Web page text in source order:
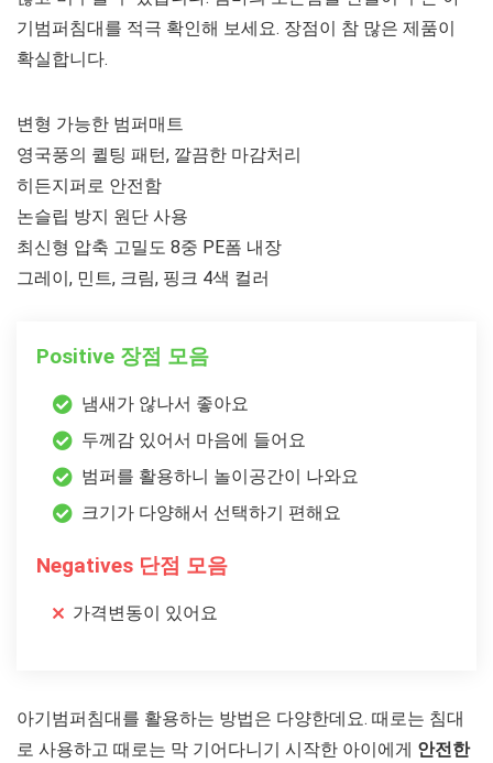
기범퍼침대를 적극 확인해 보세요. 장점이 참 많은 제품이
확실합니다.
변형 가능한 범퍼매트
영국풍의 퀼팅 패턴, 깔끔한 마감처리
히든지퍼로 안전함
논슬립 방지 원단 사용
최신형 압축 고밀도 8중 PE폼 내장
그레이, 민트, 크림, 핑크 4색 컬러
Positive 장점 모음
냄새가 않나서 좋아요
두께감 있어서 마음에 들어요
범퍼를 활용하니 놀이공간이 나와요
크기가 다양해서 선택하기 편해요
Negatives 단점 모음
가격변동이 있어요
아기범퍼침대를 활용하는 방법은 다양한데요. 때로는 침대
로 사용하고 때로는 막 기어다니기 시작한 아이에게 안전한